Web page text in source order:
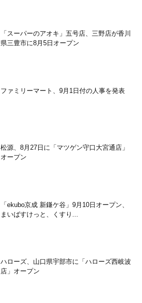
「スーパーのアオキ」五号店、三野店が香川
県三豊市に8月5日オープン
ファミリーマート、9月1日付の人事を発表
松源、8月27日に「マツゲン守口大宮通店」
オープン
「ekubo京成 新鎌ケ谷」9月10日オープン、
まいばすけっと、くすり...
ハローズ、山口県宇部市に「ハローズ西岐波
店」オープン